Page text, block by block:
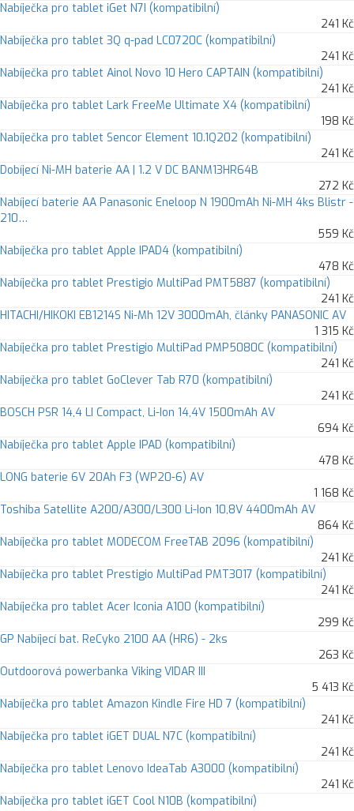
Nabíječka pro tablet iGet N7I (kompatibilní)
241 Kč
Nabíječka pro tablet 3Q q-pad LC0720C (kompatibilní)
241 Kč
Nabíječka pro tablet Ainol Novo 10 Hero CAPTAIN (kompatibilní)
241 Kč
Nabíječka pro tablet Lark FreeMe Ultimate X4 (kompatibilní)
198 Kč
Nabíječka pro tablet Sencor Element 10.1Q202 (kompatibilní)
241 Kč
Dobíjecí Ni-MH baterie AA | 1.2 V DC BANM13HR64B
272 Kč
Nabíjecí baterie AA Panasonic Eneloop N 1900mAh Ni-MH 4ks Blistr -
210…
559 Kč
Nabíječka pro tablet Apple IPAD4 (kompatibilní)
478 Kč
Nabíječka pro tablet Prestigio MultiPad PMT5887 (kompatibilní)
241 Kč
HITACHI/HIKOKI EB1214S Ni-Mh 12V 3000mAh, články PANASONIC AV
1 315 Kč
Nabíječka pro tablet Prestigio MultiPad PMP5080C (kompatibilní)
241 Kč
Nabíječka pro tablet GoClever Tab R70 (kompatibilní)
241 Kč
BOSCH PSR 14,4 LI Compact, Li-Ion 14,4V 1500mAh AV
694 Kč
Nabíječka pro tablet Apple IPAD (kompatibilní)
478 Kč
LONG baterie 6V 20Ah F3 (WP20-6) AV
1 168 Kč
Toshiba Satellite A200/A300/L300 Li-Ion 10,8V 4400mAh AV
864 Kč
Nabíječka pro tablet MODECOM FreeTAB 2096 (kompatibilní)
241 Kč
Nabíječka pro tablet Prestigio MultiPad PMT3017 (kompatibilní)
241 Kč
Nabíječka pro tablet Acer Iconia A100 (kompatibilní)
299 Kč
GP Nabíjecí bat. ReCyko 2100 AA (HR6) - 2ks
263 Kč
Outdoorová powerbanka Viking VIDAR III
5 413 Kč
Nabíječka pro tablet Amazon Kindle Fire HD 7 (kompatibilní)
241 Kč
Nabíječka pro tablet iGET DUAL N7C (kompatibilní)
241 Kč
Nabíječka pro tablet Lenovo IdeaTab A3000 (kompatibilní)
241 Kč
Nabíječka pro tablet iGET Cool N10B (kompatibilní)